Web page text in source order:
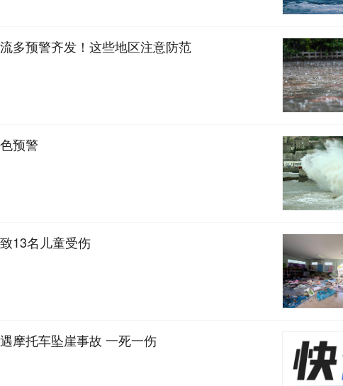
多预警齐发！这些地区注意防范
预警
13名儿童受伤
摩托车坠崖事故 一死一伤